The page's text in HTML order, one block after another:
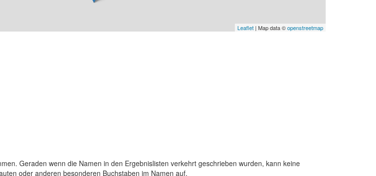
Leaflet | Map data ©openstreetmap
Geraden wenn die Namen in den Ergebnislisten verkehrt geschrieben wurden, kann keine
oder anderen besonderen Buchstaben im Namen auf.